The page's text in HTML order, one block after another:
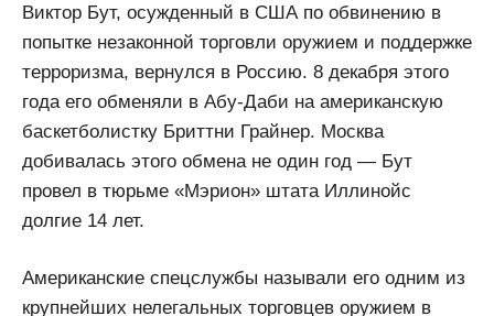
Виктор Бут, осужденный в США по обвинению в
попытке незаконной торговли оружием и поддержке
терроризма, вернулся в Россию. 8 декабря этого
года его обменяли в Абу-Даби на американскую
баскетболистку Бриттни Грайнер. Москва
добивалась этого обмена не один год — Бут
провел в тюрьме «Мэрион» штата Иллинойс
долгие 14 лет.
Американские спецслужбы называли его одним из
крупнейших нелегальных торговцев оружием в